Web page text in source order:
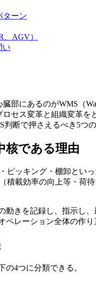
ターン
AGV）
い
にあるのがWMS（
セス変革と組織変革
断で押さえるべき5つ
核である理由
ピッキング・棚卸とい
積載効率の向上等・荷
動きを記録し、指示し
レーション全体の作り
4つに分類できる。